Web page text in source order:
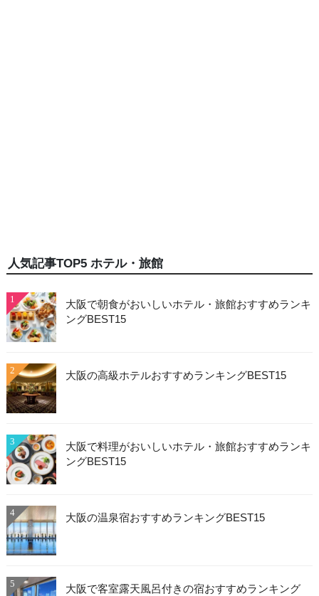
人気記事TOP5 ホテル・旅館
1
大阪で朝食がおいしいホテル・旅館おすすめランキ
ングBEST15
2 大阪の高級ホテルおすすめランキングBEST15
3
大阪で料理がおいしいホテル・旅館おすすめランキ
ングBEST15
4 大阪の温泉宿おすすめランキングBEST15
5
大阪で客室露天風呂付きの宿おすすめランキング